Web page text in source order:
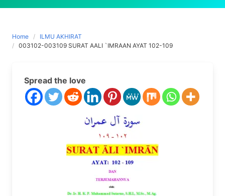
Home
ILMU AKHIRAT
003102-003109 SURAT AALI `IMRAAN AYAT 102-109
Spread the love